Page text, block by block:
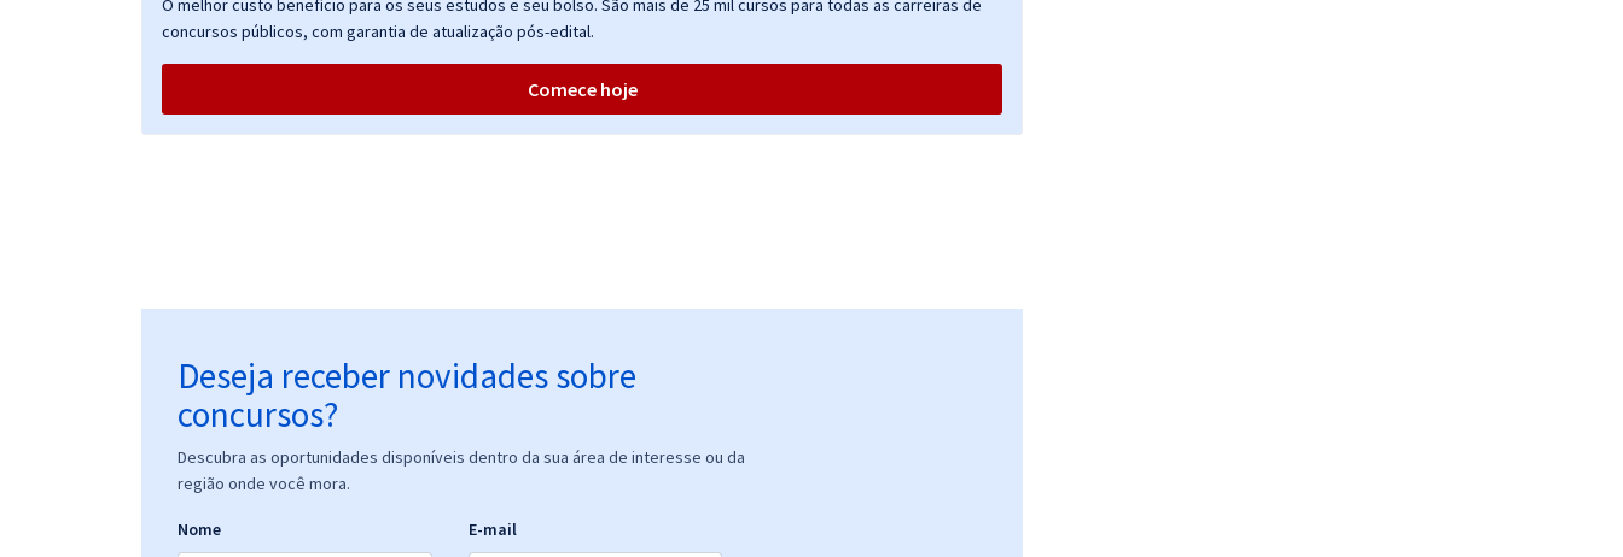
O melhor custo benefício para os seus estudos e seu bolso. São mais de 25 mil cursos para todas as carreiras de
concursos públicos, com garantia de atualização pós-edital.
Comece hoje
Deseja receber novidades sobre
concursos?
Descubra as oportunidades disponíveis dentro da sua área de interesse ou da
região onde você mora.
Nome E-mail